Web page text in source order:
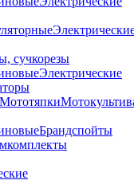
сучкорезы
Электрические
Мототяпки
Брандспойты